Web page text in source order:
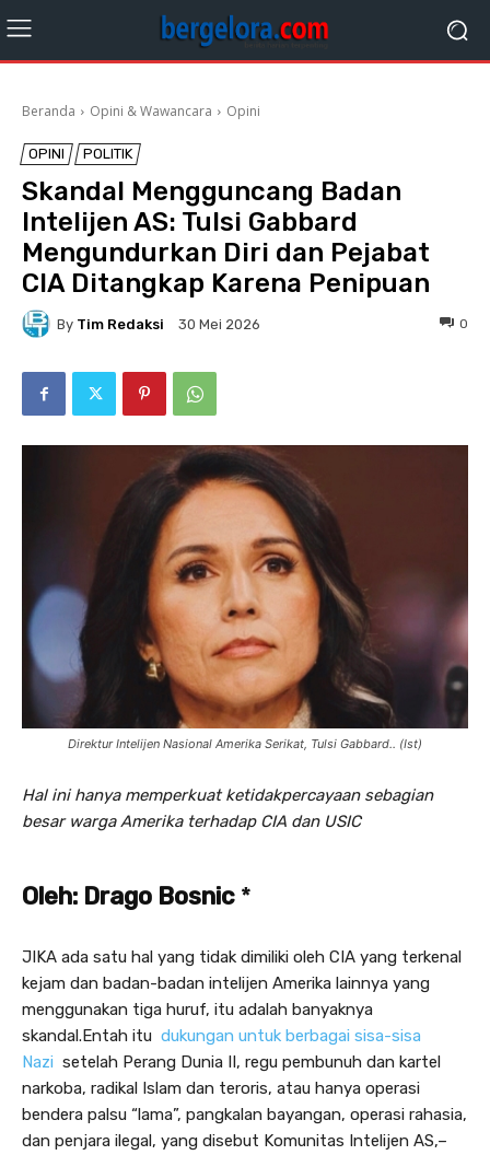
Beranda Opini & Wawancara Opini
OPINI POLITIK
Skandal Mengguncang Badan
Intelijen AS: Tulsi Gabbard
Mengundurkan Diri dan Pejabat
CIA Ditangkap Karena Penipuan
By Tim Redaksi 30 Mei 2026 0
Direktur Intelijen Nasional Amerika Serikat, Tulsi Gabbard.. (Ist)
Hal ini hanya memperkuat ketidakpercayaan sebagian
besar warga Amerika terhadap CIA dan USIC
Oleh: Drago Bosnic *
JIKA ada satu hal yang tidak dimiliki oleh CIA yang terkenal
kejam dan badan-badan intelijen Amerika lainnya yang
menggunakan tiga huruf, itu adalah banyaknya
skandal.Entah itu dukungan untuk berbagai sisa-sisa
Nazi setelah Perang Dunia II, regu pembunuh dan kartel
narkoba, radikal Islam dan teroris, atau hanya operasi
bendera palsu “lama”, pangkalan bayangan, operasi rahasia,
dan penjara ilegal, yang disebut Komunitas Intelijen AS,–